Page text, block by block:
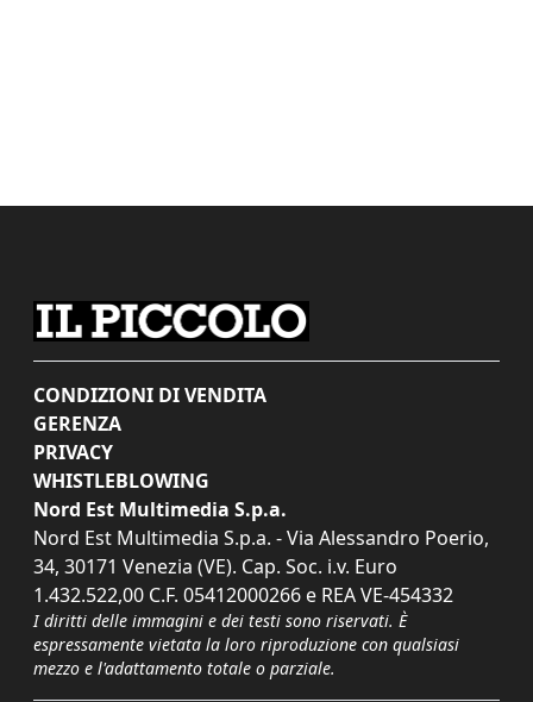
CONDIZIONI DI VENDITA
GERENZA
PRIVACY
WHISTLEBLOWING
Nord Est Multimedia S.p.a.
Nord Est Multimedia S.p.a. - Via Alessandro Poerio,
34, 30171 Venezia (VE). Cap. Soc. i.v. Euro
1.432.522,00 C.F. 05412000266 e REA VE-454332
I diritti delle immagini e dei testi sono riservati. È
espressamente vietata la loro riproduzione con qualsiasi
mezzo e l'adattamento totale o parziale.